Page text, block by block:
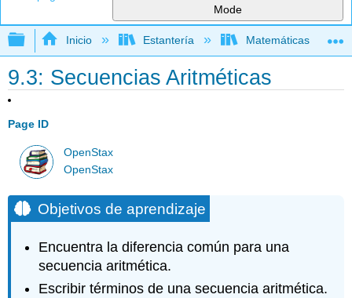
Mode
Expandir/contraer jerarquía global
Inicio Estantería Matemáticas
9.3: Secuencias Aritméticas
Page ID
OpenStax
OpenStax
Objetivos de aprendizaje
Encuentra la diferencia común para una
secuencia aritmética.
Escribir términos de una secuencia aritmética.